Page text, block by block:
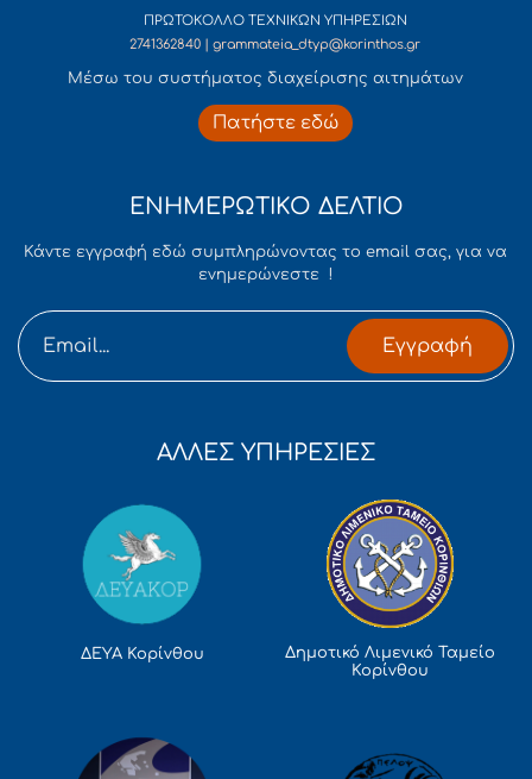
ΠΡΩΤΟΚΟΛΛΟ ΤΕΧΝΙΚΩΝ ΥΠΗΡΕΣΙΩΝ
2741362840 | grammateia_dtyp@korinthos.gr
Mέσω του συστήματος διαχείρισης αιτημάτων
Πατήστε εδώ
ΕΝΗΜΕΡΩΤΙΚΟ ΔΕΛΤΙΟ
Κάντε εγγραφή εδώ συμπληρώνοντας το email σας, για να
ενημερώνεστε !
Εγγραφή
ΑΛΛΕΣ ΥΠΗΡΕΣΙΕΣ
ΔΕΥΑ Κορίνθου
Δημοτικό Λιμενικό Ταμείο
Κορίνθου